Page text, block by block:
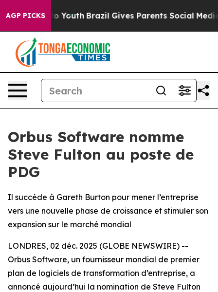
AGP PICKS
Harms to Youth Brazil Gives Parents Social Media
Orbus Software nomme
Steve Fulton au poste de
PDG
Il succède à Gareth Burton pour mener l’entreprise
vers une nouvelle phase de croissance et stimuler son
expansion sur le marché mondial
LONDRES, 02 déc. 2025 (GLOBE NEWSWIRE) --
Orbus Software, un fournisseur mondial de premier
plan de logiciels de transformation d’entreprise, a
annoncé aujourd’hui la nomination de Steve Fulton